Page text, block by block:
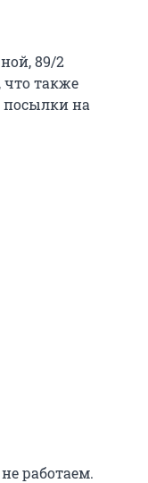
89/2
что также
посылки на
работаем.